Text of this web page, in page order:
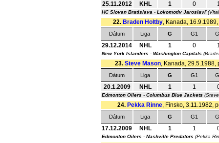
25.11.2012 KHL 1 0
HC Slovan Bratislava - Lokomotiv Jaroslavľ
22. Braden Holtby, Kanada,
Dátum Liga G G1
29.12.2014 NHL 1 0
New York Islanders - Washington Capitals
23. Steve Mason, Kanada, 29.5.1988,
Dátum Liga G G1
20.1.2009 NHL 1 1
Edmonton Oilers - Columbus Blue Jackets
24. Pekka Rinne, Fínsko, 3.11.1982,
Dátum Liga G G1
17.12.2009 NHL 1 1
Edmonton Oilers - Nashville Predators (Pekka